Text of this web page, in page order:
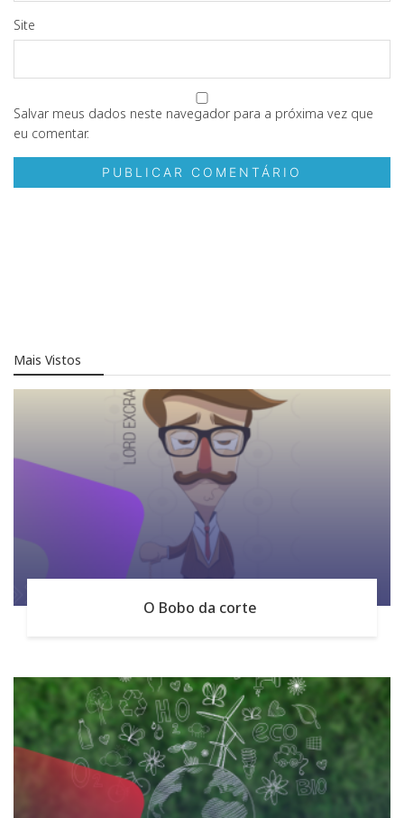
Site
Salvar meus dados neste navegador para a próxima vez que
eu comentar.
Mais Vistos
O Bobo da corte